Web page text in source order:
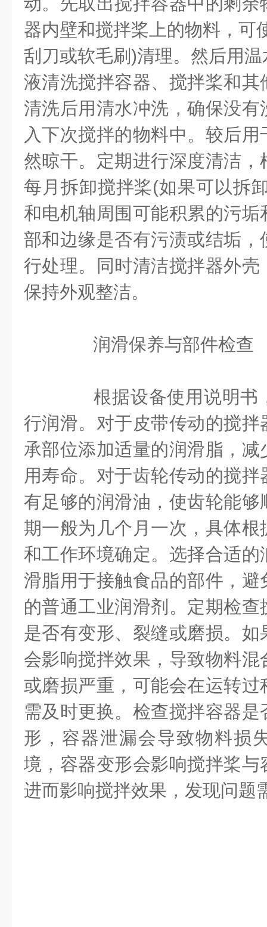
器内壁和搅拌桨上的物料，可
刮刀或软毛刷)清理。然后用
液清洗搅拌容器、搅拌桨和
清洗后用清水冲洗，确保没
入下次搅拌的物料中。较后
然晾干。定期进行深度清洁
每月拆卸搅拌桨(如果可以拆
和电机轴周围可能积累的污
部和边缘是否有污渍或结垢
行处理。同时清洁搅拌器外
保持外观整洁。
润滑保养与部件检查
根据设备使用说明书
行润滑。对于皮带传动的搅
承部位添加适量的润滑脂，
用寿命。对于齿轮传动的搅
有足够的润滑油，使齿轮能
期一般为几个月一次，具体
和工作环境确定。选择合适
滑脂用于接触食品的部件，
的普通工业润滑剂。定期检
是否有变形、裂缝或磨损。
会影响搅拌效果，导致物料
或磨损严重，可能会在运转
需及时更换。检查搅拌容器
形，容器泄漏会导致物料损
境，容器变形会影响搅拌桨
进而影响搅拌效果，发现问题